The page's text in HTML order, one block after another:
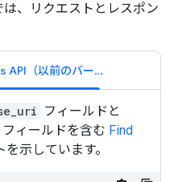
、リクエストとレスポン
Places API（以前のバージョン）
フィールドと
フィールドを含む Find
を示しています。